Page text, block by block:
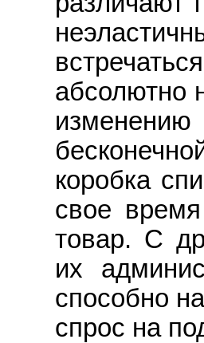
абсолютно
коробка
свое
товар. С
их
способно
спрос на